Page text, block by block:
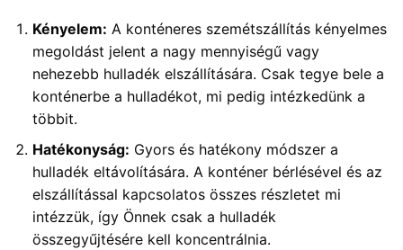
Kényelem: A konténeres szemétszállítás kényelmes
megoldást jelent a nagy mennyiségű vagy
nehezebb hulladék elszállítására. Csak tegye bele a
konténerbe a hulladékot, mi pedig intézkedünk a
többit.
Hatékonyság: Gyors és hatékony módszer a
hulladék eltávolítására. A konténer bérlésével és az
elszállítással kapcsolatos összes részletet mi
intézzük, így Önnek csak a hulladék
összegyűjtésére kell koncentrálnia.